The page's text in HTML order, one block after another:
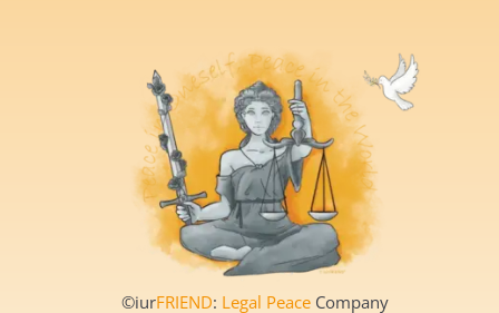
©iurFRIEND: Legal Peace Company